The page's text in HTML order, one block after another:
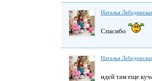
Наталья
Спасибо
Наталья
идей там еще